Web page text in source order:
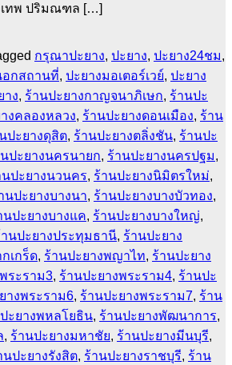
เทพ ปริมณฑล […]
กรุณาปะยาง, ปะยาง, ปะยาง24ชม,
อกสถานที่, ปะยางมอเตอร์เวย์, ปะยาง
าง, ร้านปะยางกาญจนาภิเษก, ร้านปะ
งคลองหลวง, ร้านปะยางดอนเมือง, ร้าน
ปะยางดุสิต, ร้านปะยางตลิ่งชัน, ร้านปะ
ปะยางนครนายก, ร้านปะยางนครปฐม,
นปะยางนวนคร, ร้านปะยางนิมิตรใหม่,
นปะยางบางนา, ร้านปะยางบางบัวทอง,
นปะยางบางแค, ร้านปะยางบางใหญ่,
นปะยางประทุมธานี, ร้านปะยาง
เกร็ด, ร้านปะยางพญาไท, ร้านปะยาง
ระราม3, ร้านปะยางพระราม4, ร้านปะ
างพระราม6, ร้านปะยางพระราม7, ร้าน
ะยางพหลโยธิน, ร้านปะยางพัฒนาการ,
, ร้านปะยางมหาชัย, ร้านปะยางมีนบุรี,
นปะยางรังสิต, ร้านปะยางราชบุรี, ร้าน